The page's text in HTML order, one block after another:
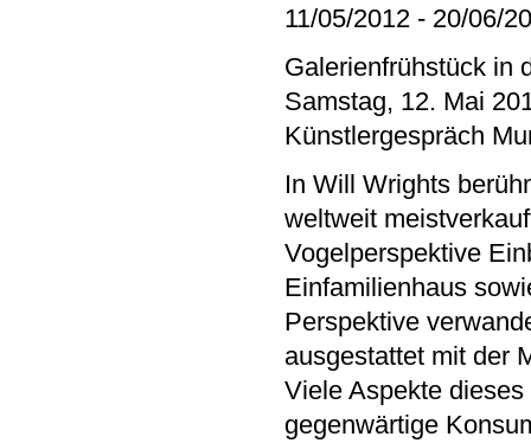
11/05/2012 - 20/06/
Galerienfrühstück in
Samstag, 12. Mai
Künstlergespräch
In Will Wrights
weltweit
Vogelperspektive
Einfamilienhaus
Perspektive
ausgestattet mit der
Viele Aspekte
gegenwärtige